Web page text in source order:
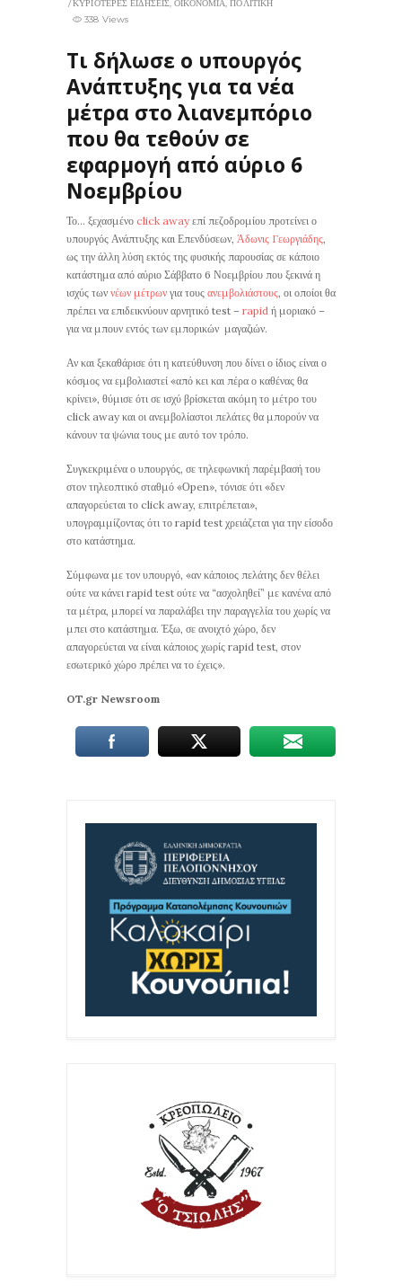
ΚΥΡΙΟΤΕΡΕΣ ΕΙΔΗΣΕΙΣ,ΟΙΚΟΝΟΜΙΑ,ΠΟΛΙΤΙΚΗ
338 Views
Τι δήλωσε ο υπουργός
Ανάπτυξης για τα νέα
μέτρα στο λιανεμπόριο
που θα τεθούν σε
εφαρμογή από αύριο 6
Νοεμβρίου
Το… ξεχασμένο click away επί πεζοδρομίου προτείνει ο
υπουργός Ανάπτυξης και Επενδύσεων, Άδωνις Γεωργιάδης,
ως την άλλη λύση εκτός της φυσικής παρουσίας σε κάποιο
κατάστημα από αύριο Σάββατο 6 Νοεμβρίου που ξεκινά η
ισχύς των νέων μέτρων για τους ανεμβολιάστους, οι οποίοι θα
πρέπει να επιδεικνύουν αρνητικό test – rapid ή μοριακό –
για να μπουν εντός των εμπορικών μαγαζιών.
Αν και ξεκαθάρισε ότι η κατεύθυνση που δίνει ο ίδιος είναι ο
κόσμος να εμβολιαστεί «από κει και πέρα ο καθένας θα
κρίνει», θύμισε ότι σε ισχύ βρίσκεται ακόμη το μέτρο του
click away και οι ανεμβολίαστοι πελάτες θα μπορούν να
κάνουν τα ψώνια τους με αυτό τον τρόπο.
Συγκεκριμένα ο υπουργός, σε τηλεφωνική παρέμβασή του
στον τηλεοπτικό σταθμό «Οpen», τόνισε ότι «δεν
απαγορεύεται το click away, επιτρέπεται»,
υπογραμμίζοντας ότι το rapid test χρειάζεται για την είσοδο
στο κατάστημα.
Σύμφωνα με τον υπουργό, «αν κάποιος πελάτης δεν θέλει
ούτε να κάνει rapid test ούτε να “ασχοληθεί” με κανένα από
τα μέτρα, μπορεί να παραλάβει την παραγγελία του χωρίς να
μπει στο κατάστημα. Έξω, σε ανοιχτό χώρο, δεν
απαγορεύεται να είναι κάποιος χωρίς rapid test, στον
εσωτερικό χώρο πρέπει να το έχεις».
OT.gr Newsroom